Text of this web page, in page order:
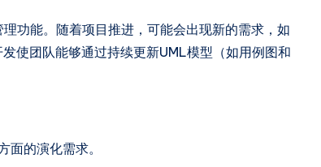
功能。随着项目推进，可能会出现新的需求，如
使团队能够通过持续更新UML模型（如用例图和
的演化需求。